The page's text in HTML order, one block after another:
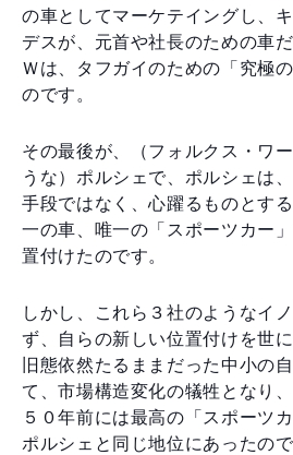
の車としてマーケテイングし、
デスが、元首や社長のための車
Ｗは、タフガイのための「究極
のです。
その最後が、（フォルクス・ワ
うな）ポルシェで、ポルシェは
手段ではなく、心躍るものとす
一の車、唯一の「スポーツカー
置付けたのです。
しかし、これら３社のようなイ
ず、自らの新しい位置付けを世
旧態依然たるままだった中小の
て、市場構造変化の犠牲となり
５０年前には最高の「スポーツ
ポルシェと同じ地位にあったの